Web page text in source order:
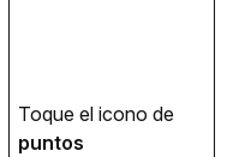
puntos